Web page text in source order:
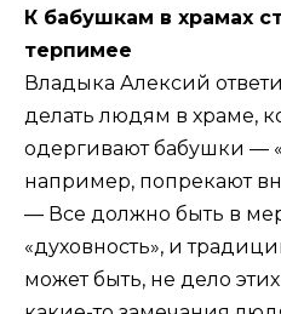
К бабушкам в храмах
терпимее
Владыка Алексий
делать людям в храме,
одергивают бабушки —
например, попрекают
— Все должно быть в
«духовность», и
может быть, не дело